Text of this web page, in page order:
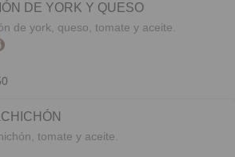
DE YORK Y QUESO
de york, queso, tomate y aceite.
tomate y aceite.